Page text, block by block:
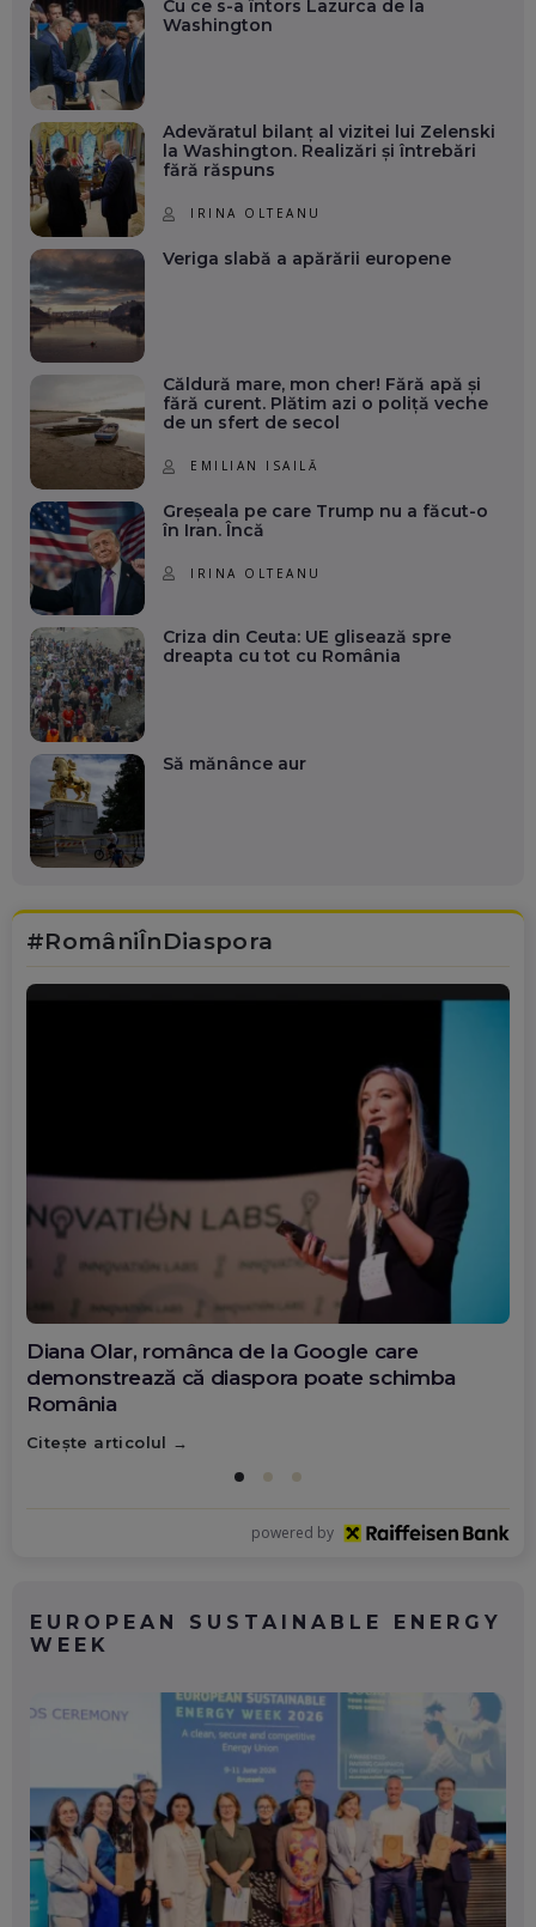
Cu ce s-a întors Lazurca de la
Washington
Adevăratul bilanț al vizitei lui Zelenski
la Washington. Realizări și întrebări
fără răspuns
IRINA OLTEANU
Veriga slabă a apărării europene
Căldură mare, mon cher! Fără apă și
fără curent. Plătim azi o poliță veche
de un sfert de secol
EMILIAN ISAILĂ
Greșeala pe care Trump nu a făcut-o
în Iran. Încă
IRINA OLTEANU
Criza din Ceuta: UE glisează spre
dreapta cu tot cu România
Să mănânce aur
#RomâniÎnDiaspora
Diana Olar, românca de la Google care
demonstrează că diaspora poate schimba
România
Citește articolul
powered by
EUROPEAN SUSTAINABLE ENERGY
WEEK